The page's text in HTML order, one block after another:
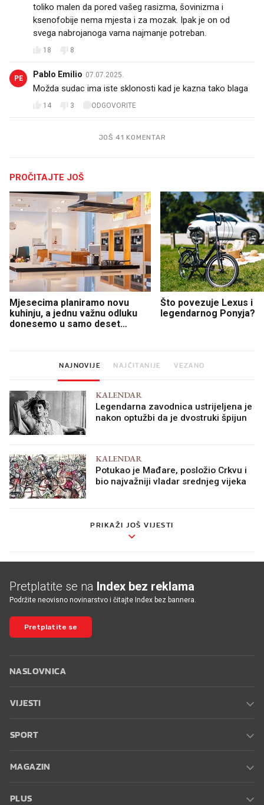
toliko malen da pored vašeg rasizma, šovinizma i
ksenofobije nema mjesta i za mozak. Ipak je on od
svega nabrojanoga vama najmanje potreban.
18 8
PE Pablo Emilio 07.07.2025.
Možda sudac ima iste sklonosti kad je kazna tako blaga
14 3 ODGOVORITE
JOŠ 41 KOMENTAR
PROČITAJTE JOŠ
Mjesecima planiramo novu
kuhinju, a jednu važnu odluku
donesemo u samo deset
Što povezuje Lexus i
legendarnog Ponyja?
NAJNOVIJE NAJČITANIJE VEZANO
KALENDAR
Legendarna zavodnica ustrijeljena je
nakon optužbi da je dvostruki špijun
KALENDAR
Potukao je Mađare, posložio Crkvu i
bio najvažniji vladar srednjeg vijeka
PRIKAŽI JOŠ VIJESTI
Pretplatite se na Index bez reklama
Podržite neovisno novinarstvo i čitajte Index bez bannera.
Pretplatite se
NASLOVNICA
VIJESTI
SPORT
MAGAZIN
PLUS